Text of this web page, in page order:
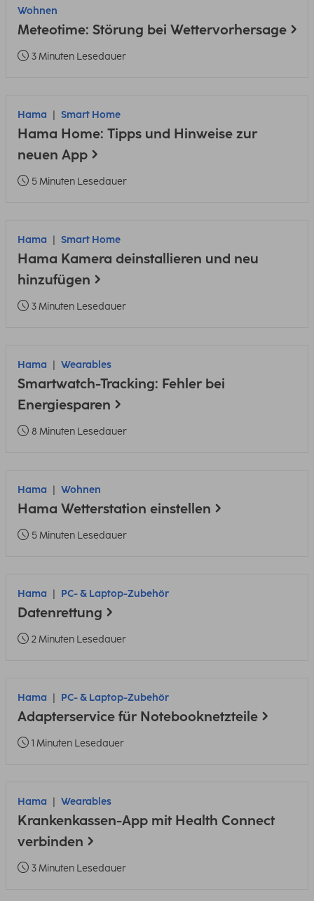
Wohnen
Meteotime: Störung bei Wettervorhersage
3 Minuten Lesedauer
Hama Smart Home
Hama Home: Tipps und Hinweise zur
neuen App
5 Minuten Lesedauer
Hama Smart Home
Hama Kamera deinstallieren und neu
hinzufügen
3 Minuten Lesedauer
Hama Wearables
Smartwatch-Tracking: Fehler bei
Energiesparen
8 Minuten Lesedauer
Hama Wohnen
Hama Wetterstation einstellen
5 Minuten Lesedauer
Hama PC- & Laptop-Zubehör
Datenrettung
2 Minuten Lesedauer
Hama PC- & Laptop-Zubehör
Adapterservice für Notebooknetzteile
1 Minuten Lesedauer
Hama Wearables
Krankenkassen-App mit Health Connect
verbinden
3 Minuten Lesedauer